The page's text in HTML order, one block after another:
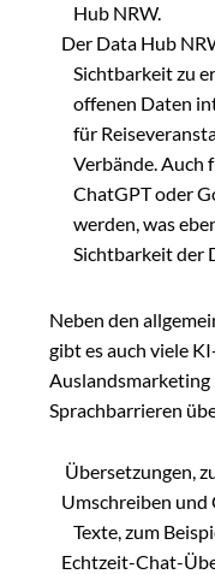
Hub NRW.
Der Data Hub
Sichtbarkeit zu
offenen Daten
für
Verbände. Auch
ChatGPT oder
werden, was
Sichtbarkeit der
Neben den
gibt es auch viele
Auslandsmarketing
Sprachbarrieren
Übersetzungen,
Umschreiben
Texte, zum
Echtzeit-Chat-